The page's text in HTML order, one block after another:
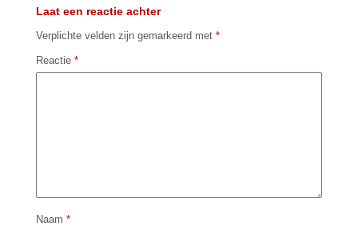
Laat een reactie achter
Verplichte velden zijn gemarkeerd met *
Reactie *
Naam *